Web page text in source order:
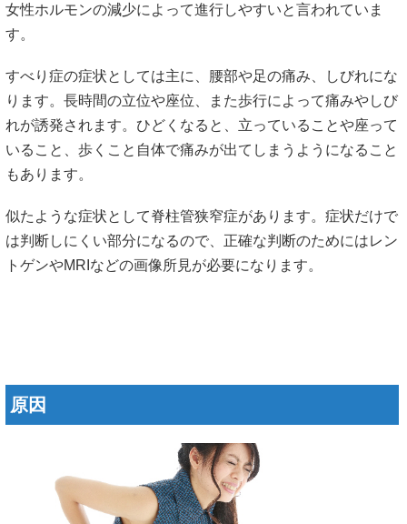
女性ホルモンの減少によって進行しやすいと言われていま
す。
すべり症の症状としては主に、腰部や足の痛み、しびれにな
ります。長時間の立位や座位、また歩行によって痛みやしび
れが誘発されます。ひどくなると、立っていることや座って
いること、歩くこと自体で痛みが出てしまうようになること
もあります。
似たような症状として脊柱管狭窄症があります。症状だけで
は判断しにくい部分になるので、正確な判断のためにはレン
トゲンやMRIなどの画像所見が必要になります。
原因